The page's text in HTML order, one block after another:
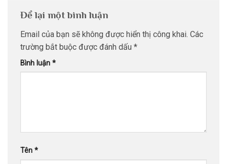
Để lại một bình luận
Email của bạn sẽ không được hiển thị công khai. Các
trường bắt buộc được đánh dấu *
Bình luận *
Tên *